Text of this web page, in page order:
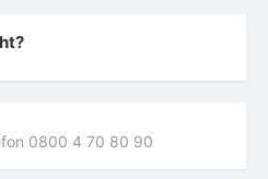
0800 4 70 80 90